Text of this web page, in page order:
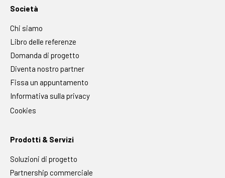
Società
Chi siamo
Libro delle referenze
Domanda di progetto
Diventa nostro partner
Fissa un appuntamento
Informativa sulla privacy
Cookies
Prodotti & Servizi
Soluzioni di progetto
Partnership commerciale